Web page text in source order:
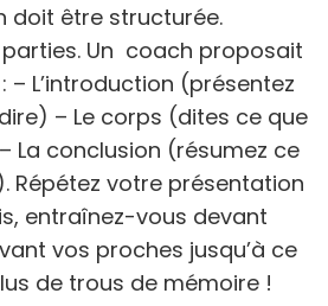
doit être structurée.
Un coach proposait
– L’introduction (présentez
– Le corps (dites ce que
La conclusion (résumez ce
Répétez votre présentation
entraînez-vous devant
vos proches jusqu’à ce
de trous de mémoire !